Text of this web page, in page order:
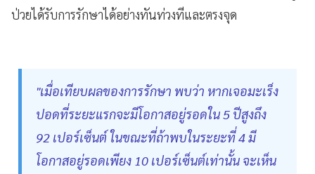
ป่วยได้รับการรักษาได้อย่างทันท่วงทีและตรงจุด
"เมื่อเทียบผลของการรักษา พบว่า หากเจอมะเร็ง
ปอดที่ระยะแรกจะมีโอกาสอยู่รอดใน 5 ปีสูงถึง
92 เปอร์เซ็นต์ ในขณะที่ถ้าพบในระยะที่ 4 มี
โอกาสอยู่รอดเพียง 10 เปอร์เซ็นต์เท่านั้น จะเห็น